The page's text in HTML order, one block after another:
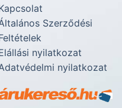
Szerződési
nyilatkozat
nyilatkozat